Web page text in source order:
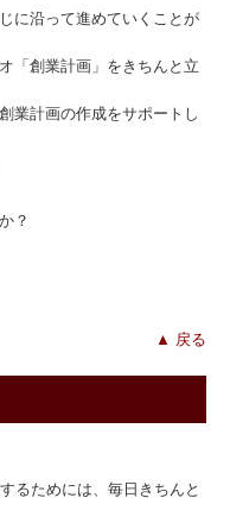
に沿って進めていくことが
「創業計画」をきちんと立
業計画の作成をサポートし
？
▲ 戻る
るためには、毎日きちんと